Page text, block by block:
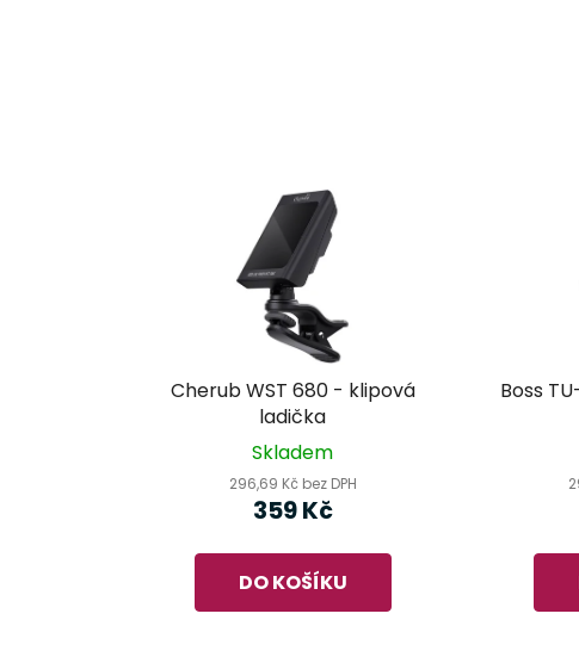
Cherub WST 680 - klipová
ladička
Skladem
296,69 Kč bez DPH
359 Kč
DO KOŠÍKU
Boss